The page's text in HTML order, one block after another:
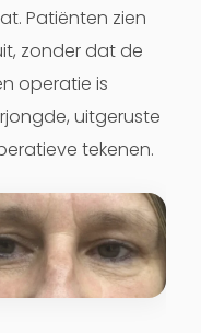
Patiënten zien
zonder dat de
operatie is
uitgeruste
tekenen.